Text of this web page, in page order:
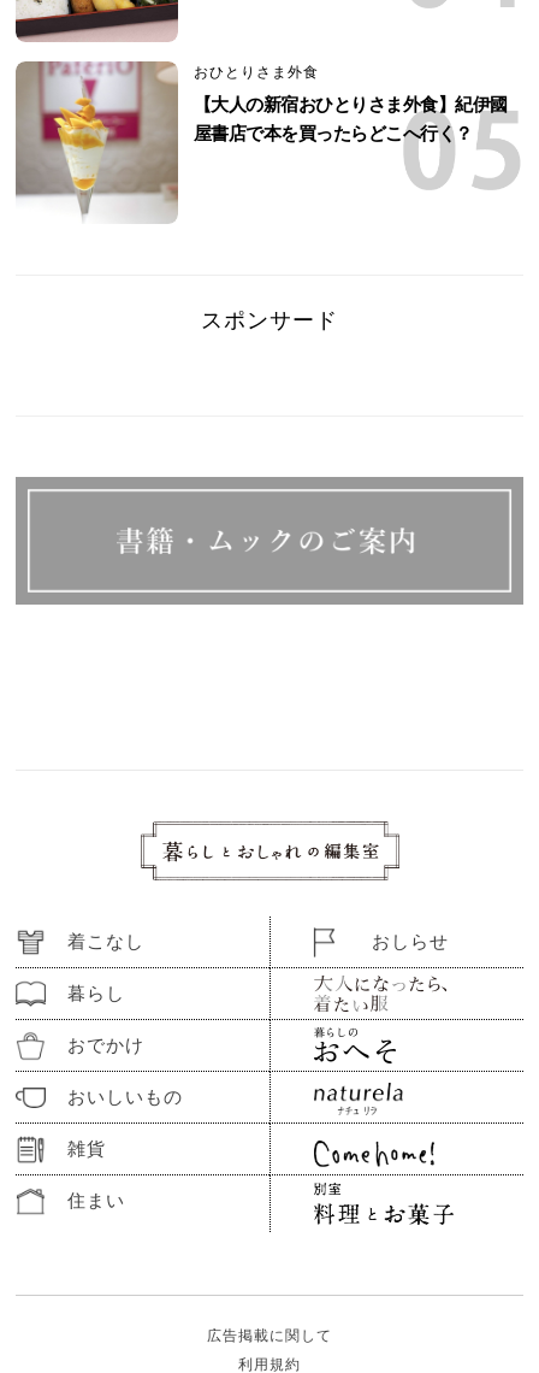
おひとりさま外食
【大人の新宿おひとりさま外食】紀伊國
屋書店で本を買ったらどこへ行く？
スポンサード
着こなし
暮らし
おでかけ
おいしいもの
雑貨
住まい
おしらせ
広告掲載に関して
利用規約